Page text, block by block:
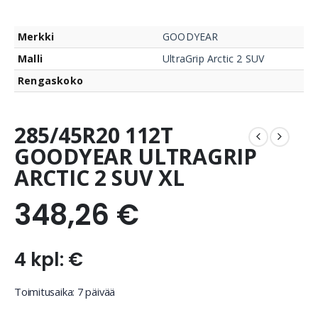
Merkki
GOODYEAR
Malli
UltraGrip Arctic 2 SUV
Rengaskoko
285/45R20 112T
GOODYEAR ULTRAGRIP
ARCTIC 2 SUV XL
348,26 €
4 kpl: €
Toimitusaika: 7 päivää